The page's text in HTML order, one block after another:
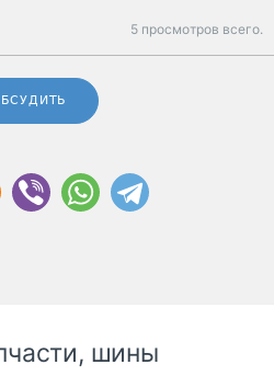
5 просмотров всего.
шины